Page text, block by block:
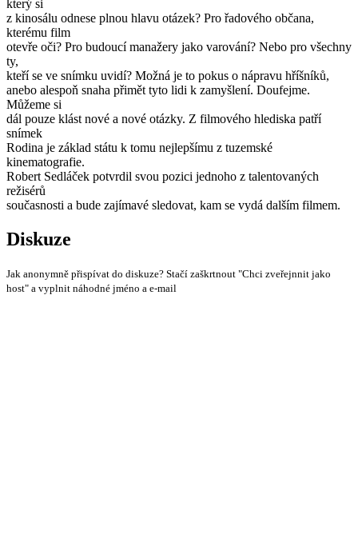
který si
z kinosálu odnese plnou hlavu otázek? Pro řadového občana,
kterému film
otevře oči? Pro budoucí manažery jako varování? Nebo pro všechny
ty,
kteří se ve snímku uvidí? Možná je to pokus o nápravu hříšníků,
anebo alespoň snaha přimět tyto lidi k zamyšlení. Doufejme.
Můžeme si
dál pouze klást nové a nové otázky. Z filmového hlediska patří
snímek
Rodina je základ státu k tomu nejlepšímu z tuzemské
kinematografie.
Robert Sedláček potvrdil svou pozici jednoho z talentovaných
režisérů
současnosti a bude zajímavé sledovat, kam se vydá dalším filmem.
Diskuze
Jak anonymně přispívat do diskuze? Stačí zaškrtnout "Chci zveřejnnit jako
host" a vyplnit náhodné jméno a e-mail